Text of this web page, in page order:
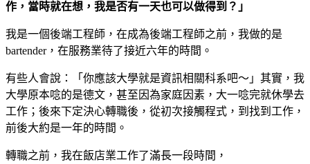
作，當時就在想，我是否有一天也可以做得到？」
我是一個後端工程師，在成為後端工程師之前，我做的是
bartender，在服務業待了接近六年的時間。
有些人會說：「你應該大學就是資訊相關科系吧～」其實，我
大學原本唸的是德文，甚至因為家庭因素，大一唸完就休學去
工作；後來下定決心轉職後，從初次接觸程式，到找到工作，
前後大約是一年的時間。
轉職之前，我在飯店業工作了滿長一段時間，